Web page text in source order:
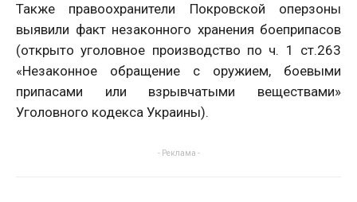
Также правоохранители Покровской оперзоны
выявили факт незаконного хранения боеприпасов
(открыто уголовное производство по ч. 1 ст.263
«Незаконное обращение с оружием, боевыми
припасами или взрывчатыми веществами»
Уголовного кодекса Украины).
- Реклама -